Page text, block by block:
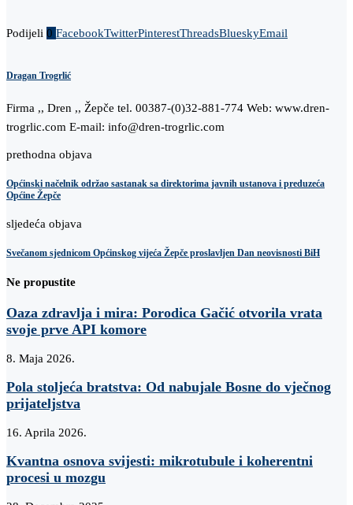
Podijeli 0 FacebookTwitterPinterestThreadsBlueskyEmail
Dragan Trogrlić
Firma ,, Dren ,, Žepče tel. 00387-(0)32-881-774 Web: www.dren-
trogrlic.com E-mail: info@dren-trogrlic.com
prethodna objava
Općinski načelnik održao sastanak sa direktorima javnih ustanova i preduzeća
Općine Žepče
sljedeća objava
Svečanom sjednicom Općinskog vijeća Žepče proslavljen Dan neovisnosti BiH
Ne propustite
Oaza zdravlja i mira: Porodica Gačić otvorila vrata
svoje prve API komore
8. Maja 2026.
Pola stoljeća bratstva: Od nabujale Bosne do vječnog
prijateljstva
16. Aprila 2026.
Kvantna osnova svijesti: mikrotubule i koherentni
procesi u mozgu